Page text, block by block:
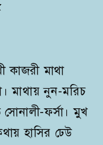
মাথা
মাথায় নুন-মরিচ
ফর্সা। মুখ
হাসির ঢেউ